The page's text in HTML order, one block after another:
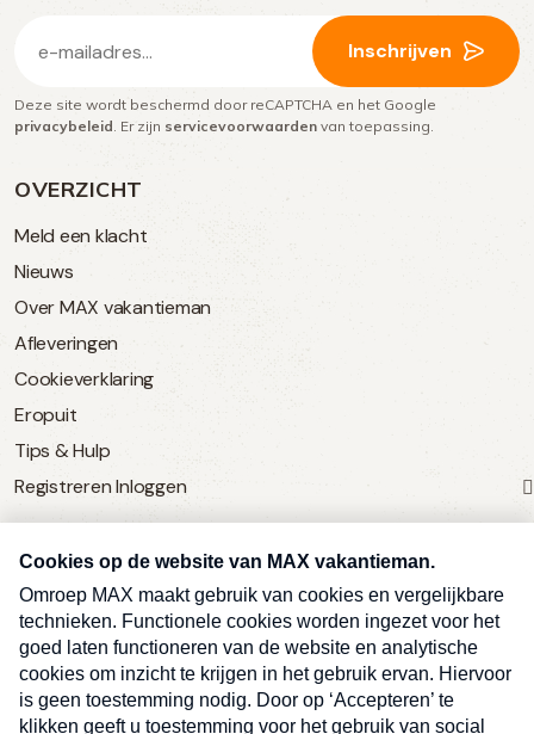
OVERZICHT
Meld een klacht
Nieuws
Over MAX vakantieman
Afleveringen
Cookieverklaring
Eropuit
Tips & Hulp
Registreren Inloggen
SERVICE
Over Omroep MAX
MAX Vandaag
MAX Meldpunt
Pers
mailadres
(Vereist)
Inschrijven
Deze site wordt beschermd door reCAPTCHA en het Google
privacybeleid . Er zijn servicevoorwaarden van toepassing.